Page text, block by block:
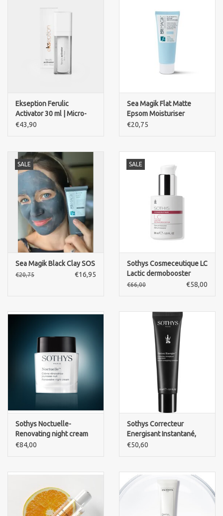
Ekseption Ferulic
Activator 30 ml | Micro-
exfoliërende Nachtcrème
€43,90
Sea Magik Flat Matte
Epsom Moisturiser
€20,75
SALE
Sea Magik Black Clay SOS
€20,75 €16,95
SALE
Sothys Cosmeceutique LC
Lactic dermobooster
€66,00 €58,00
Sothys Noctuelle-
Renovating night cream
€84,00
Sothys Correcteur
Energisant Instantané,
Instant energizing
€50,60